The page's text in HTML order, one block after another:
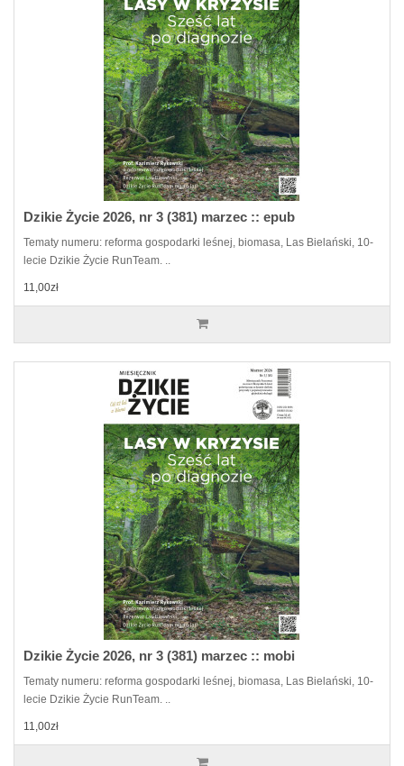
Dzikie Życie 2026, nr 3 (381) marzec :: epub
Tematy numeru: reforma gospodarki leśnej, biomasa, Las Bielański, 10-
lecie Dzikie Życie RunTeam. ..
11,00zł
Dzikie Życie 2026, nr 3 (381) marzec :: mobi
Tematy numeru: reforma gospodarki leśnej, biomasa, Las Bielański, 10-
lecie Dzikie Życie RunTeam. ..
11,00zł